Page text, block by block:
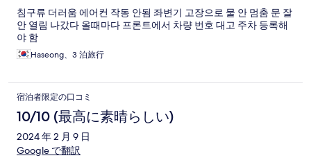
침구류 더러움 에어컨 작동 안됨 좌변기 고장으로 물 안 멈춤 문 잘
안 열림 나갔다 올때마다 프론트에서 차량 번호 대고 주차 등록해
야 함
Haseong、3 泊旅行
宿泊者限定の口コミ
10/10 (最高に素晴らしい)
2024 年 2 月 9 日
Google で翻訳